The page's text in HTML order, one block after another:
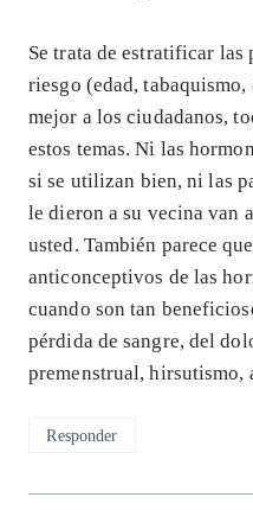
Se trata de estratificar las
riesgo (edad,
mejor a los ciudadanos,
estos temas. Ni las
si se utilizan bien, ni las
le dieron a su vecina van
usted. También parece
anticonceptivos de las
cuando son tan
pérdida de sangre, del
premenstrual, hirsutismo,
Responder